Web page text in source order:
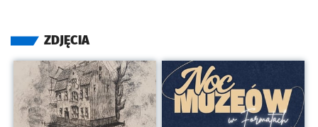
ZDJĘCIA
Kliknij, aby powiększyć Kliknij, aby powiększyć